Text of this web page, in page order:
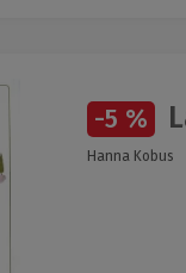
-5 %
Hanna Kobus